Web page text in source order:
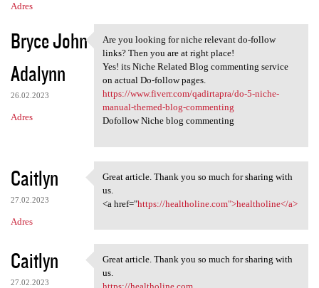
Adres
Bryce John
Adalynn
26.02.2023
Adres
Are you looking for niche
Are you looking for niche relevant do-follow
links? Then you are at right place!
Yes! its Niche Related Blog commenting service
on actual Do-follow pages.
https://www.fiverr.com/qadirtapra/do-5-niche-
manual-themed-blog-commenting
Dofollow Niche blog commenting
Caitlyn
27.02.2023
Adres
Great article. Thank you so
Great article. Thank you so much for sharing with
us.
<a href="https://healtholine.com">healtholine</a>
Caitlyn
27.02.2023
Great article. Thank you so
Great article. Thank you so much for sharing with
us.